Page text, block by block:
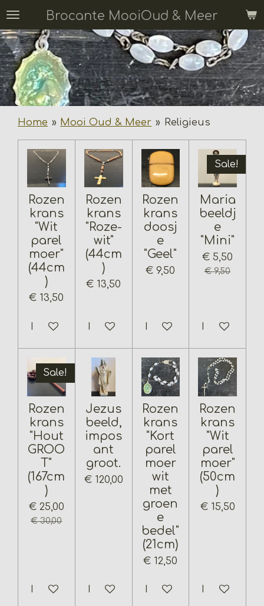
Ga
direct
naar
de
hoofdinhoud
Brocante MooiOud & Meer
Home » Mooi Oud & Meer » Religieus
Rozen
krans
"Wit
parel
moer"
(44cm
)
€ 13,50
In winkelwagen
Rozen
krans
"Roze-
wit"
(44cm
)
€ 13,50
In winkelwagen
Rozen
krans
doosj
e
"Geel"
€ 9,50
In winkelwagen
Sale!
Maria
beeldj
e
"Mini"
€ 5,50
€ 9,50
In
Sale!
Rozen
krans
"Hout
GROO
T"
(167cm
)
€ 25,00
€ 30,00
In winkelwagen
Jezus
beeld,
impos
ant
groot.
€ 120,00
In winkelwagen
Rozen
krans
"Kort
parel
moer
wit
met
groen
e
bedel"
(21cm)
€ 12,50
In winkelwagen
Rozen
krans
"Wit
parel
moer"
(50cm
)
€ 15,50
In